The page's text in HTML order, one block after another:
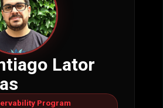
Lator
Program